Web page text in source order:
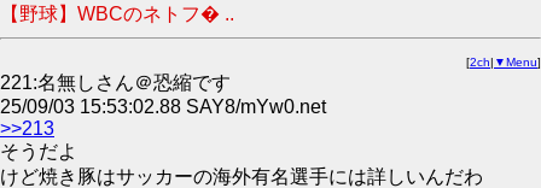
【野球】WBCのネトフ� ..
[2ch| ▼Menu]
221:名無しさん＠恐縮です
25/09/03 15:53:02.88 SAY8/mYw0.net
>>213
そうだよ
けど焼き豚はサッカーの海外有名選手には詳しいんだわ